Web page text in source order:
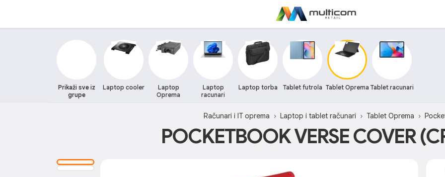
Prikaži sve iz
grupe
Laptop cooler
Laptop
Oprema
Laptop
racunari
Laptop torba Tablet futrola Tablet Oprema Tablet racunari
Računari i IT oprema Laptop i tablet računari Tablet Oprema
POCKETBOOK VERSE COVER